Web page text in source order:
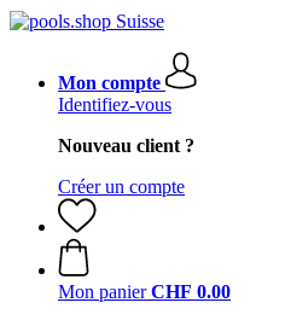
Mon compte
Identifiez-vous
Nouveau client ?
Créer un compte
Mon panier CHF 0.00